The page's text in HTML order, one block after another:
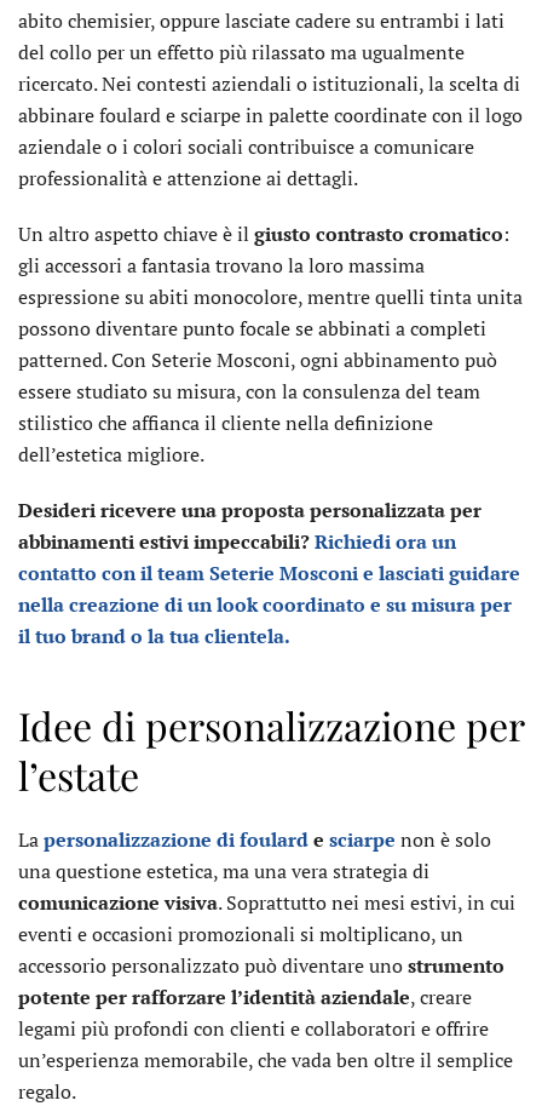
abito chemisier, oppure lasciate cadere su entrambi i lati
del collo per un effetto più rilassato ma ugualmente
ricercato. Nei contesti aziendali o istituzionali, la scelta di
abbinare foulard e sciarpe in palette coordinate con il logo
aziendale o i colori sociali contribuisce a comunicare
professionalità e attenzione ai dettagli.
Un altro aspetto chiave è il giusto contrasto cromatico:
gli accessori a fantasia trovano la loro massima
espressione su abiti monocolore, mentre quelli tinta unita
possono diventare punto focale se abbinati a completi
patterned. Con Seterie Mosconi, ogni abbinamento può
essere studiato su misura, con la consulenza del team
stilistico che affianca il cliente nella definizione
dell’estetica migliore.
Desideri ricevere una proposta personalizzata per
abbinamenti estivi impeccabili?Richiedi ora un
contatto con il team Seterie Mosconi e lasciati guidare
nella creazione di un look coordinato e su misura per
il tuo brand o la tua clientela.
Idee di personalizzazione per
l’estate
Lapersonalizzazione di foularde sciarpe non è solo
una questione estetica, ma una vera strategia di
comunicazione visiva. Soprattutto nei mesi estivi, in cui
eventi e occasioni promozionali si moltiplicano, un
accessorio personalizzato può diventare unostrumento
potente per rafforzare l’identità aziendale, creare
legami più profondi con clienti e collaboratori e offrire
un’esperienza memorabile, che vada ben oltre il semplice
regalo.